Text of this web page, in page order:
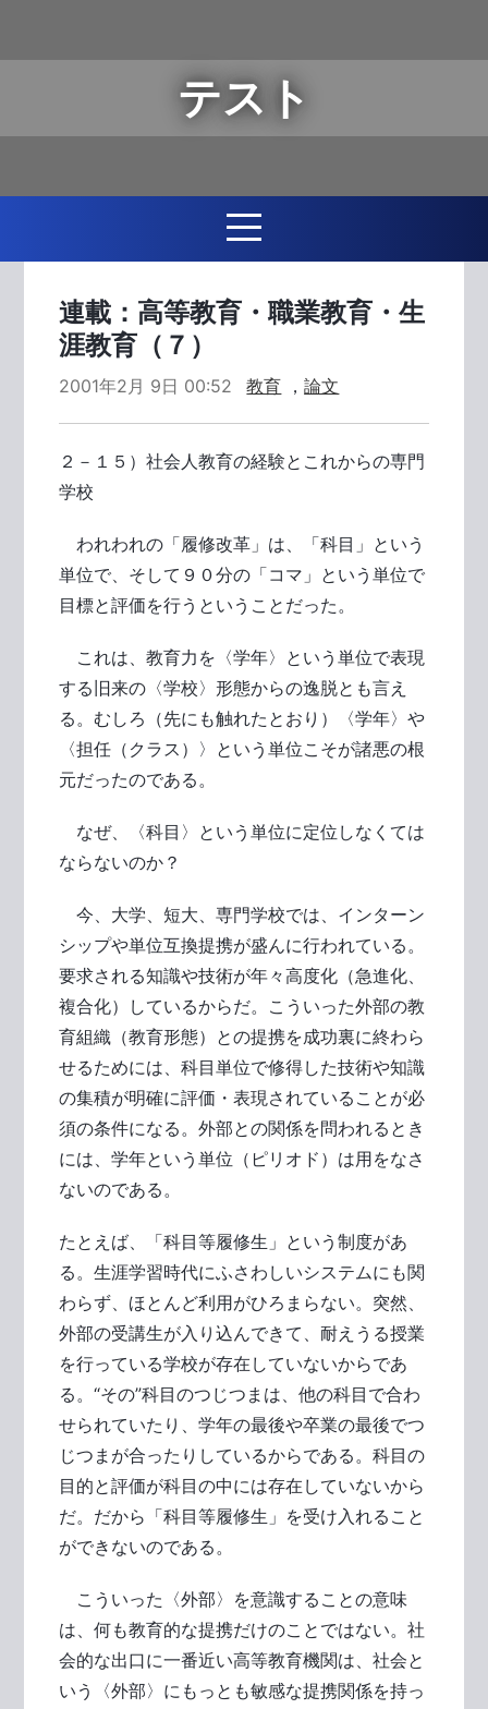
テスト
連載：高等教育・職業教育・生
涯教育（７）
2001年2月 9日 00:52 教育 ，論文
２－１５）社会人教育の経験とこれからの専門
学校
われわれの「履修改革」は、「科目」という
単位で、そして９０分の「コマ」という単位で
目標と評価を行うということだった。
これは、教育力を〈学年〉という単位で表現
する旧来の〈学校〉形態からの逸脱とも言え
る。むしろ（先にも触れたとおり）〈学年〉や
〈担任（クラス）〉という単位こそが諸悪の根
元だったのである。
なぜ、〈科目〉という単位に定位しなくては
ならないのか？
今、大学、短大、専門学校では、インターン
シップや単位互換提携が盛んに行われている。
要求される知識や技術が年々高度化（急進化、
複合化）しているからだ。こういった外部の教
育組織（教育形態）との提携を成功裏に終わら
せるためには、科目単位で修得した技術や知識
の集積が明確に評価・表現されていることが必
須の条件になる。外部との関係を問われるとき
には、学年という単位（ピリオド）は用をなさ
ないのである。
たとえば、「科目等履修生」という制度があ
る。生涯学習時代にふさわしいシステムにも関
わらず、ほとんど利用がひろまらない。突然、
外部の受講生が入り込んできて、耐えうる授業
を行っている学校が存在していないからであ
る。“その”科目のつじつまは、他の科目で合わ
せられていたり、学年の最後や卒業の最後でつ
じつまが合ったりしているからである。科目の
目的と評価が科目の中には存在していないから
だ。だから「科目等履修生」を受け入れること
ができないのである。
こういった〈外部〉を意識することの意味
は、何も教育的な提携だけのことではない。社
会的な出口に一番近い高等教育機関は、社会と
いう〈外部〉にもっとも敏感な提携関係を持っ